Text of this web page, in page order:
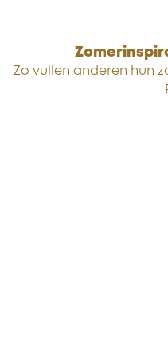
Zo vullen anderen hun